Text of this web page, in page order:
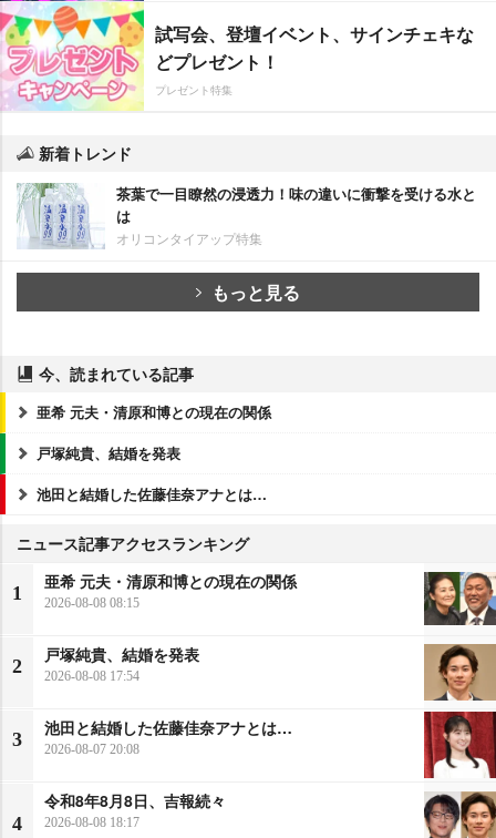
試写会、登壇イベント、サインチェキな
どプレゼント！
プレゼント特集
新着トレンド
茶葉で一目瞭然の浸透力！味の違いに衝撃を受ける水と
は
オリコンタイアップ特集
もっと見る
今、読まれている記事
亜希 元夫・清原和博との現在の関係
戸塚純貴、結婚を発表
池田と結婚した佐藤佳奈アナとは…
ニュース記事アクセスランキング
1
亜希 元夫・清原和博との現在の関係
2026-08-08 08:15
2
戸塚純貴、結婚を発表
2026-08-08 17:54
3
池田と結婚した佐藤佳奈アナとは…
2026-08-07 20:08
4
令和8年8月8日、吉報続々
2026-08-08 18:17